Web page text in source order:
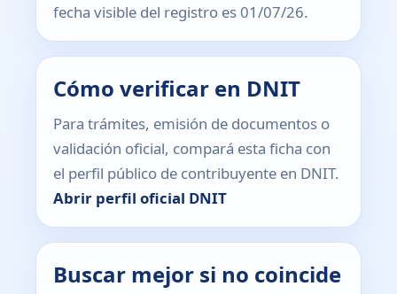
fecha visible del registro es 01/07/26.
Cómo verificar en DNIT
Para trámites, emisión de documentos o
validación oficial, compará esta ficha con
el perfil público de contribuyente en DNIT.
Abrir perfil oficial DNIT
Buscar mejor si no coincide